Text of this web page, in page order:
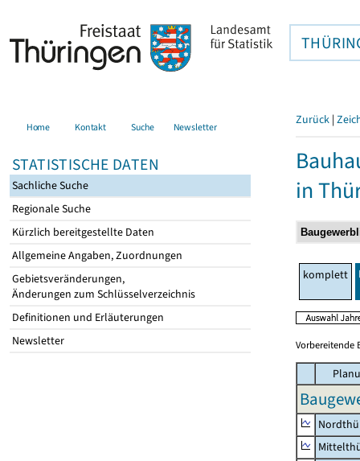
Home Kontakt Suche Newsletter
STATISTISCHE DATEN
Sachliche Suche
Regionale Suche
Kürzlich bereitgestellte Daten
Allgemeine Angaben, Zuordnungen
Gebietsveränderungen,
Änderungen zum Schlüsselverzeichnis
Definitionen und Erläuterungen
Newsletter
Zurück |
in
komplett
Vorbereitende